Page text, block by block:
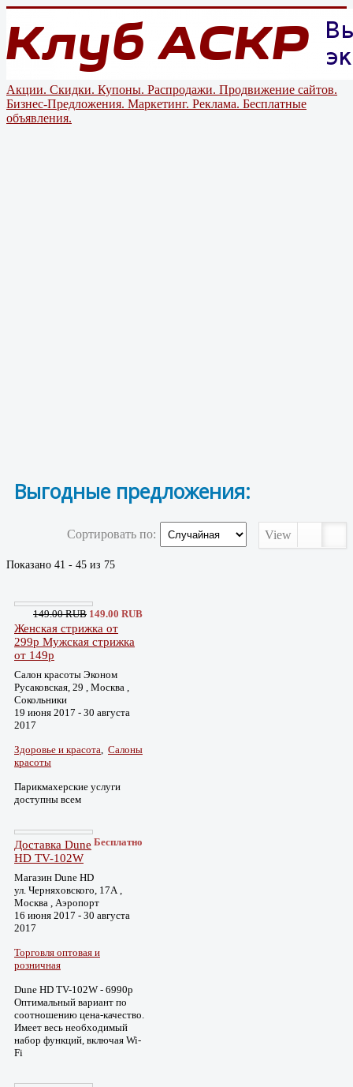
Акции. Скидки. Купоны. Распродажи. Продвижение сайтов.
Бизнес-Предложения. Маркетинг. Реклама. Бесплатные
объявления.
Выгодные предложения:
Сортировать по: View
Показано 41 - 45 из 75
149.00 RUB 149.00 RUB
Женская стрижка от
299р Мужская стрижка
от 149р
Салон красоты Эконом
Русаковская, 29 , Москва ,
Сокольники
19 июня 2017 - 30 августа
2017
Здоровье и красота, Салоны
красоты
Парикмахерские услуги
доступны всем
Бесплатно
Доставка Dune
HD TV-102W
Магазин Dune HD
ул. Черняховского, 17А ,
Москва , Аэропорт
16 июня 2017 - 30 августа
2017
Торговля оптовая и
розничная
Dune HD TV-102W - 6990р
Оптимальный вариант по
соотношению цена-качество.
Имеет весь необходимый
набор функций, включая Wi-
Fi